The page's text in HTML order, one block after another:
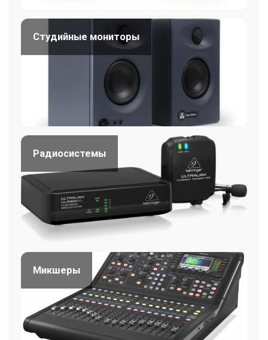
Студийные мониторы
Радиосистемы
Микшеры